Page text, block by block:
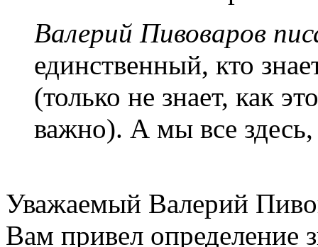
Валерий Пивоваров
единственный, кто
(только не знает, как
важно). А мы все
Уважаемый Валерий
Вам привел определение